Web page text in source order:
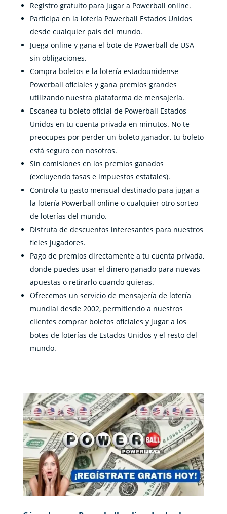
Registro gratuito para jugar a Powerball online.
Participa en la lotería Powerball Estados Unidos
desde cualquier país del mundo.
Juega online y gana el bote de Powerball de USA
sin obligaciones.
Compra boletos e la lotería estadounidense
Powerball oficiales y gana premios grandes
utilizando nuestra plataforma de mensajería.
Escanea tu boleto oficial de Powerball Estados
Unidos en tu cuenta privada en minutos. No te
preocupes por perder un boleto ganador, tu boleto
está seguro con nosotros.
Sin comisiones en los premios ganados
(excluyendo tasas e impuestos estatales).
Controla tu gasto mensual destinado para jugar a
la lotería Powerball online o cualquier otro sorteo
de loterías del mundo.
Disfruta de descuentos interesantes para nuestros
fieles jugadores.
Pago de premios directamente a tu cuenta privada,
donde puedes usar el dinero ganado para nuevas
apuestas o retirarlo cuando quieras.
Ofrecemos un servicio de mensajería de lotería
mundial desde 2002, permitiendo a nuestros
clientes comprar boletos oficiales y jugar a los
botes de loterías de Estados Unidos y el resto del
mundo.